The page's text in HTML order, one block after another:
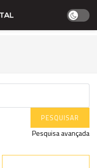
Pesquisa avançada